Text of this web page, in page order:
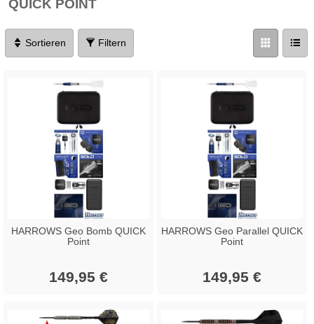
QUICK POINT
Sortieren Filtern
HARROWS Geo Bomb QUICK
Point
149,95 €
HARROWS Geo Parallel QUICK
Point
149,95 €